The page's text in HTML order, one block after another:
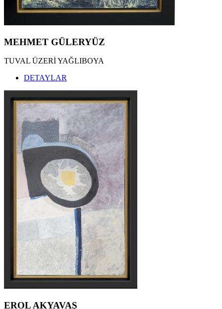
MEHMET GÜLERYÜZ
TUVAL ÜZERİ YAĞLIBOYA
DETAYLAR
EROL AKYAVAŞ